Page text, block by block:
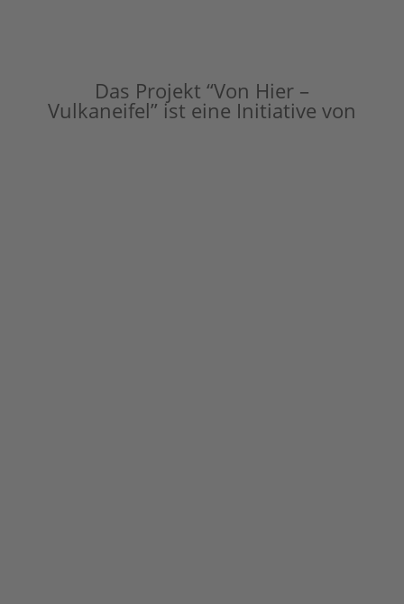
Das Projekt “Von Hier –
Vulkaneifel” ist eine Initiative von